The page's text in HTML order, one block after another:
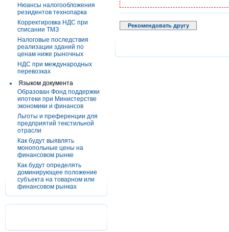
Нюансы налогообложения
резидентов технопарка
Корректировка НДС при
списании ТМЗ
Налоговые последствия
реализации зданий по
ценам ниже рыночных
НДС при международных
перевозках
Языком документа
Образован Фонд поддержки
ипотеки при Министерстве
экономики и финансов
Льготы и преференции для
предприятий текстильной
отрасли
Как будут выявлять
монопольные цены на
финансовом рынке
Как будут определять
доминирующее положение
субъекта на товарном или
финансовом рынках
Рекомендовать другу